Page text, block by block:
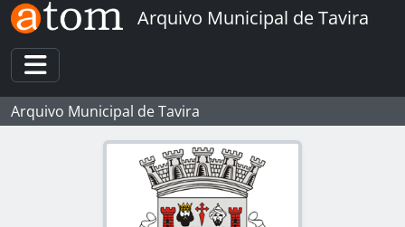
Arquivo Municipal de Tavira
Toggle navigation
Arquivo Municipal de Tavira